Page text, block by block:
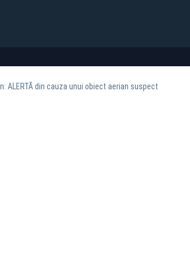
ALERTĂ din cauza unui obiect aerian suspect